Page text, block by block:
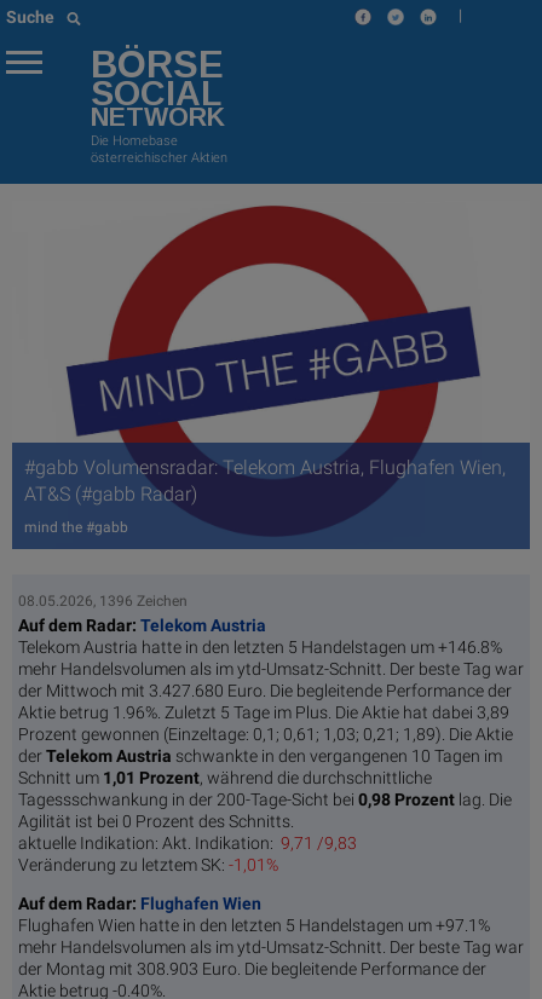
Suche |
BÖRSE
SOCIAL
NETWORK
Die Homebase
österreichischer Aktien
#gabb Volumensradar: Telekom Austria, Flughafen Wien,
AT&S (#gabb Radar)
mind the #gabb
08.05.2026, 1396 Zeichen
Auf dem Radar: Telekom Austria
Telekom Austria hatte in den letzten 5 Handelstagen um +146.8%
mehr Handelsvolumen als im ytd-Umsatz-Schnitt. Der beste Tag war
der Mittwoch mit 3.427.680 Euro. Die begleitende Performance der
Aktie betrug 1.96%. Zuletzt 5 Tage im Plus. Die Aktie hat dabei 3,89
Prozent gewonnen (Einzeltage: 0,1; 0,61; 1,03; 0,21; 1,89). Die Aktie
derTelekom Austria schwankte in den vergangenen 10 Tagen im
Schnitt um 1,01 Pro­zent, während die durchschnittliche
Tagessschwankung in der 200-Tage-Sicht bei 0,98 Prozent lag. Die
Agilität ist bei 0 Prozent des Schnitts.
aktuelle Indikation: Akt. Indikation: 9,71 /9,83
Veränderung zu letztem SK: -1,01%
Auf dem Radar: Flughafen Wien
Flughafen Wien hatte in den letzten 5 Handelstagen um +97.1%
mehr Handelsvolumen als im ytd-Umsatz-Schnitt. Der beste Tag war
der Montag mit 308.903 Euro. Die begleitende Performance der
Aktie betrug -0.40%.